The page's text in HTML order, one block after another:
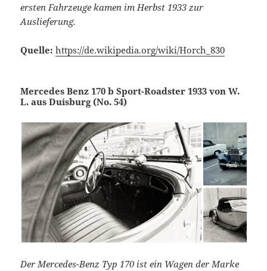
ersten Fahrzeuge kamen im Herbst 1933 zur
Auslieferung.
Quelle: https://de.wikipedia.org/wiki/Horch_830
Mercedes Benz 170 b Sport-Roadster 1933 von W.
L. aus Duisburg (No. 54)
Der Mercedes-Benz Typ 170 ist ein Wagen der Marke